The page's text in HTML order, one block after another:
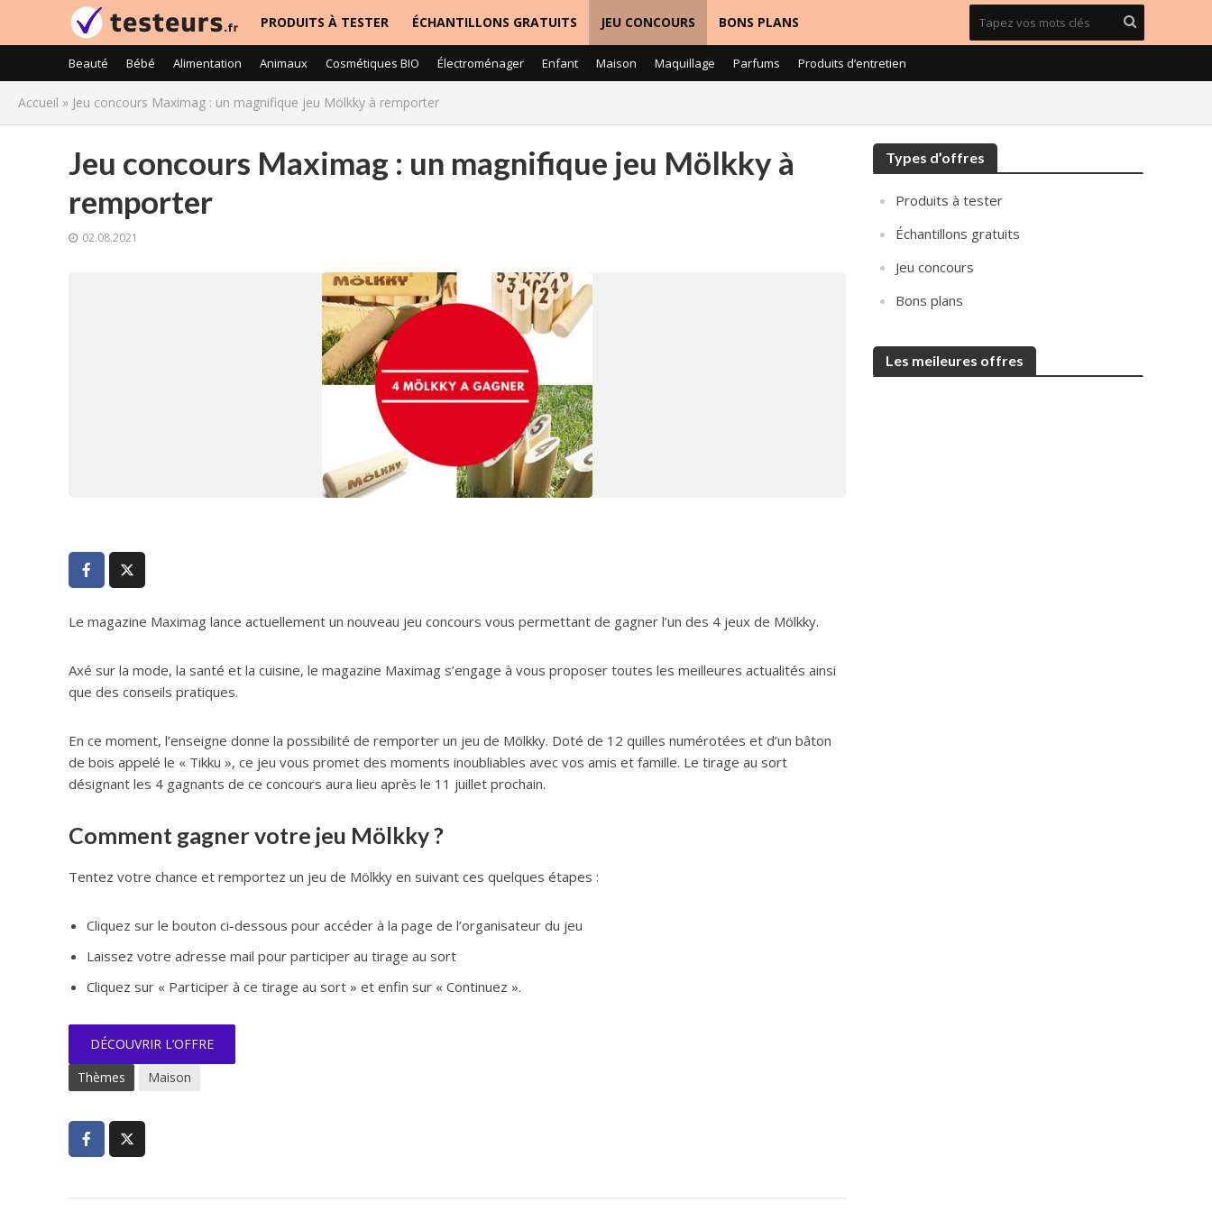
PRODUITS À TESTER ÉCHANTILLONS GRATUITS JEU CONCOURS BONS PLANS
Beauté Bébé Alimentation Animaux Cosmétiques BIO Électroménager Enfant Maison Maquillage Parfums Produits d’entretien
Accueil » Jeu concours Maximag : un magnifique jeu Mölkky à remporter
Jeu concours Maximag : un magnifique jeu Mölkky à
remporter
02.08.2021
Le magazine Maximag lance actuellement un nouveau jeu concours vous permettant de gagner l’un des 4 jeux de Mölkky.
Axé sur la mode, la santé et la cuisine, le magazine Maximag s’engage à vous proposer toutes les meilleures actualités ainsi
que des conseils pratiques.
En ce moment, l’enseigne donne la possibilité de remporter un jeu de Mölkky. Doté de 12 quilles numérotées et d’un bâton
de bois appelé le « Tikku », ce jeu vous promet des moments inoubliables avec vos amis et famille. Le tirage au sort
désignant les 4 gagnants de ce concours aura lieu après le 11 juillet prochain.
Comment gagner votre jeu Mölkky ?
Tentez votre chance et remportez un jeu de Mölkky en suivant ces quelques étapes :
Cliquez sur le bouton ci-dessous pour accéder à la page de l’organisateur du jeu
Laissez votre adresse mail pour participer au tirage au sort
Cliquez sur « Participer à ce tirage au sort » et enfin sur « Continuez ».
DÉCOUVRIR L’OFFRE
Thèmes
Maison
Types d’offres
Produits à tester
Échantillons gratuits
Jeu concours
Bons plans
Les meileures offres